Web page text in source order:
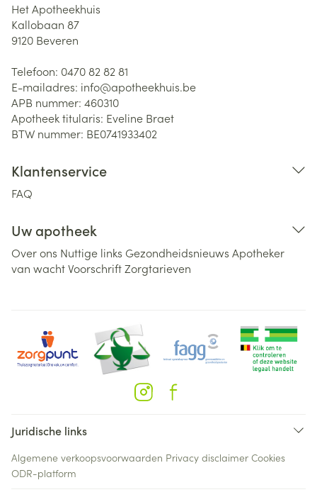
Het Apotheekhuis
Kallobaan 87
9120 Beveren
Telefoon: 0470 82 82 81
E-mailadres: info@apotheekhuis.be
APB nummer: 460310
Apotheek titularis: Eveline Braet
BTW nummer: BE0741933402
Klantenservice
FAQ
Uw apotheek
Over ons Nuttige links Gezondheidsnieuws Apotheker
van wachtVoorschriftZorgtarieven
Juridische links
Algemene verkoopsvoorwaarden Privacy disclaimer Cookies
ODR-platform